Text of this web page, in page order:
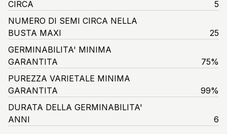
CIRCA
5
NUMERO DI SEMI CIRCA NELLA
BUSTA MAXI
25
GERMINABILITA' MINIMA
GARANTITA
75%
PUREZZA VARIETALE MINIMA
GARANTITA
99%
DURATA DELLA GERMINABILITA'
ANNI
6